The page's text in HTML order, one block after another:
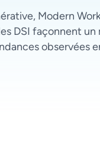
Modern
DSI façonnent
observées